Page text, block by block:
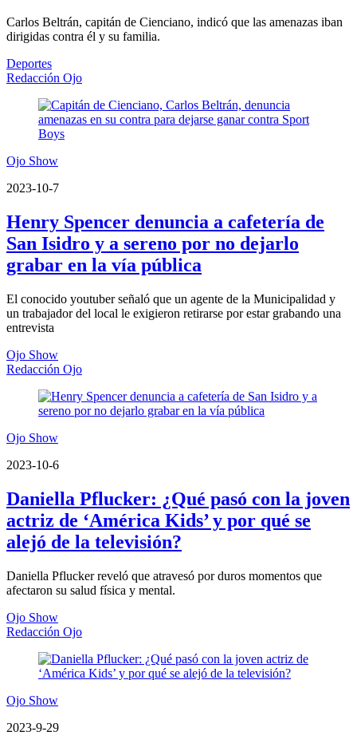
Carlos Beltrán, capitán de Cienciano, indicó que las amenazas iban
dirigidas contra él y su familia.
Deportes
Redacción Ojo
Ojo Show
2023-10-7
Henry Spencer denuncia a cafetería de
San Isidro y a sereno por no dejarlo
grabar en la vía pública
El conocido youtuber señaló que un agente de la Municipalidad y
un trabajador del local le exigieron retirarse por estar grabando una
entrevista
Ojo Show
Redacción Ojo
Ojo Show
2023-10-6
Daniella Pflucker: ¿Qué pasó con la joven
actriz de ‘América Kids’ y por qué se
alejó de la televisión?
Daniella Pflucker reveló que atravesó por duros momentos que
afectaron su salud física y mental.
Ojo Show
Redacción Ojo
Ojo Show
2023-9-29